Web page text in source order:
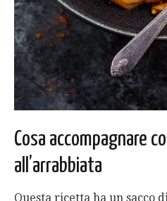
Cosa accompagnare
all’arrabbiata
Questa ricetta ha un sacco